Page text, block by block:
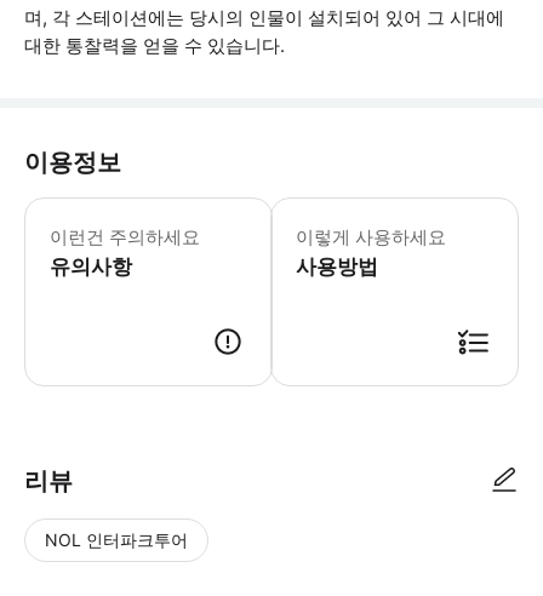
며, 각 스테이션에는 당시의 인물이 설치되어 있어 그 시대에
대한 통찰력을 얻을 수 있습니다.
이용정보
이런건 주의하세요
유의사항
* 소요시간 : 60분 (옵션에 따라 소요
이렇게 사용하세요
사용방법
리뷰
NOL 인터파크투어